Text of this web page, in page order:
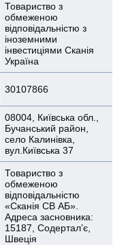
Товариство з
обмеженою
відповідальністю з
іноземними
інвестиціями Сканія
Україна
30107866
08004, Київська обл.,
Бучанський район,
село Калинівка,
вул.Київська 37
Товариство з
обмеженою
відповідальністю
«Сканія СВ АБ».
Адреса засновника:
15187, Содертал’є,
Швеція